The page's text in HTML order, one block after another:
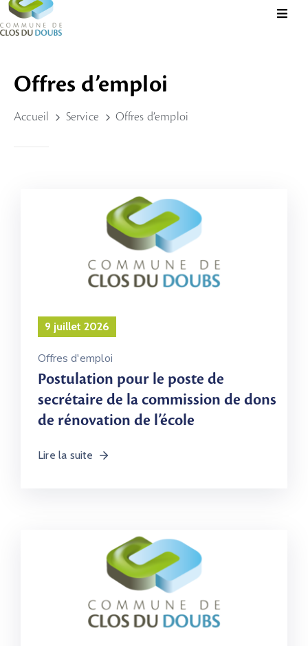
Administration
Guichet
Offres d’emploi
Accueil Service Offres d’emploi
9 juillet 2026
Offres d'emploi
Postulation pour le poste de
secrétaire de la commission de dons
de rénovation de l’école
Lire la suite